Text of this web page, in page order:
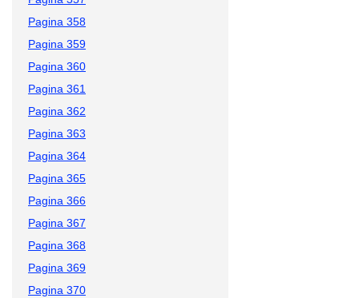
Pagina 358
Pagina 359
Pagina 360
Pagina 361
Pagina 362
Pagina 363
Pagina 364
Pagina 365
Pagina 366
Pagina 367
Pagina 368
Pagina 369
Pagina 370